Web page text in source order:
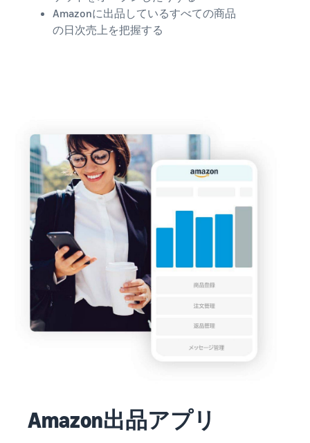
Amazonに出品しているすべての商品
の日次売上を把握する
Amazon出品アプリ